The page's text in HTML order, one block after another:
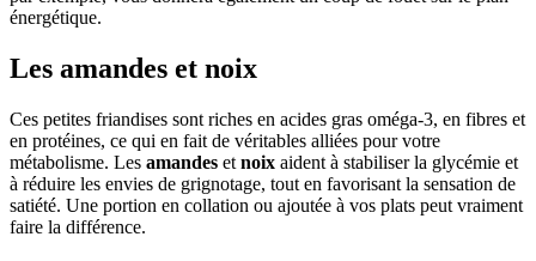
énergétique.
Les amandes et noix
Ces petites friandises sont riches en acides gras oméga-3, en fibres et
en protéines, ce qui en fait de véritables alliées pour votre
métabolisme. Les amandes et noix aident à stabiliser la glycémie et
à réduire les envies de grignotage, tout en favorisant la sensation de
satiété. Une portion en collation ou ajoutée à vos plats peut vraiment
faire la différence.